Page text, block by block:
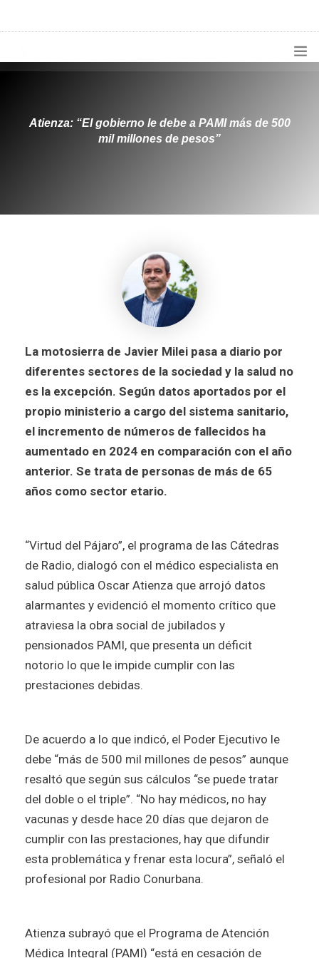
¿QUIÉNES SOMOS?
Atienza: “El gobierno le debe a PAMI más de 500
mil millones de pesos”
La motosierra de Javier Milei pasa a diario por
diferentes sectores de la sociedad y la salud no
es la excepción. Según datos aportados por el
propio ministerio a cargo del sistema sanitario,
el incremento de números de fallecidos ha
aumentado en 2024 en comparación con el año
anterior. Se trata de personas de más de 65
años como sector etario.
“Virtud del Pájaro”, el programa de las Cátedras
de Radio, dialogó con el médico especialista en
salud pública Oscar Atienza que arrojó datos
alarmantes y evidenció el momento crítico que
atraviesa la obra social de jubilados y
pensionados PAMI, que presenta un déficit
notorio lo que le impide cumplir con las
prestaciones debidas.
De acuerdo a lo que indicó, el Poder Ejecutivo le
debe “más de 500 mil millones de pesos” aunque
resaltó que según sus cálculos “se puede tratar
del doble o el triple”. “No hay médicos, no hay
vacunas y desde hace 20 días que dejaron de
cumplir con las prestaciones, hay que difundir
esta problemática y frenar esta locura”, señaló el
profesional por Radio Conurbana.
Atienza subrayó que el Programa de Atención
Médica Integral (PAMI) “está en cesación de